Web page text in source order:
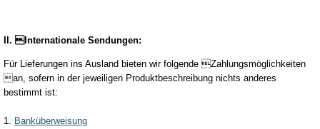
II. Internationale Sendungen:
Für Lieferungen ins Ausland bieten wir folgende Zahlungsmöglichkeiten
an, sofern in der jeweiligen Produktbeschreibung nichts anderes
bestimmt ist:
1. Banküberweisung